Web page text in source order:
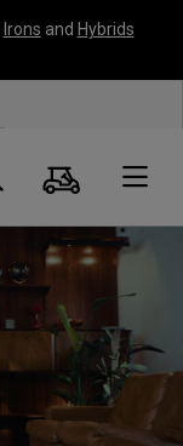
Irons and Hybrids
Panier